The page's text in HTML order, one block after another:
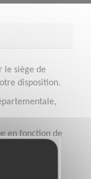
le siège de
disposition.
en fonction de
de la
et